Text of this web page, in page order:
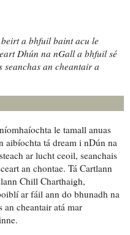
a bhfuilbaintacu le
Dhún na nGall a bhfuil sé
seanchas an cheantaira
le tamall anuas
aibíochta tá dream i nDún na
ar lucht ceoil, seanchais
an chontae. Tá Cartlann
Chill Charthaigh,
ar fáil ann do bhunadh na
an cheantair atá mar